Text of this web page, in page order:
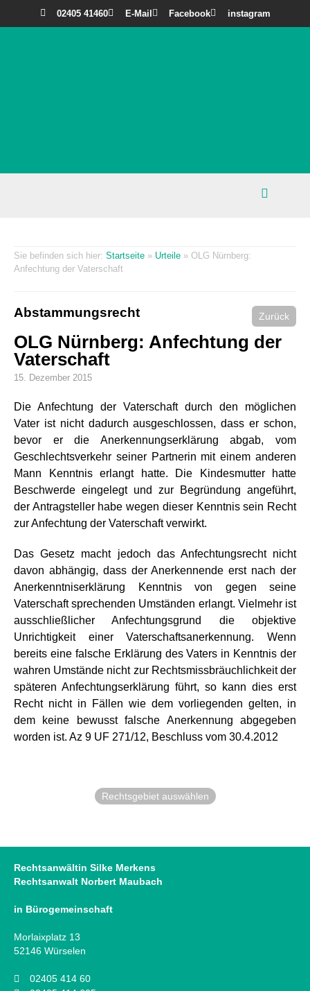
02405 41460 E-Mail Facebook instagram
Startseite » Urteile » OLG Nürnberg:
Anfechtung der Vaterschaft
Abstammungsrecht Zurück
OLG Nürnberg: Anfechtung der
Vaterschaft
15. Dezember 2015
Die Anfechtung der Vaterschaft durch den möglichen
Vater ist nicht dadurch ausgeschlossen, dass er schon,
bevor er die Anerkennungserklärung abgab, vom
Geschlechtsverkehr seiner Partnerin mit einem anderen
Mann Kenntnis erlangt hatte. Die Kindesmutter hatte
Beschwerde eingelegt und zur Begründung angeführt,
der Antragsteller habe wegen dieser Kenntnis sein Recht
zur Anfechtung der Vaterschaft verwirkt.
Das Gesetz macht jedoch das Anfechtungsrecht nicht
davon abhängig, dass der Anerkennende erst nach der
Anerkenntniserklärung Kenntnis von gegen seine
Vaterschaft sprechenden Umständen erlangt. Vielmehr ist
ausschließlicher Anfechtungsgrund die objektive
Unrichtigkeit einer Vaterschaftsanerkennung. Wenn
bereits eine falsche Erklärung des Vaters in Kenntnis der
wahren Umstände nicht zur Rechtsmissbräuchlichkeit der
späteren Anfechtungserklärung führt, so kann dies erst
Recht nicht in Fällen wie dem vorliegenden gelten, in
dem keine bewusst falsche Anerkennung abgegeben
worden ist. Az 9 UF 271/12, Beschluss vom 30.4.2012
Rechtsgebiet auswählen
Rechtsanwältin Silke Merkens
Rechtsanwalt Norbert Maubach
in Bürogemeinschaft
Morlaixplatz 13
52146 Würselen
02405 414 60